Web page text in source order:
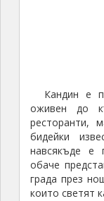
Кандин е
оживен до
ресторанти,
бидейки
навсякъде е
обаче
града през
които светят